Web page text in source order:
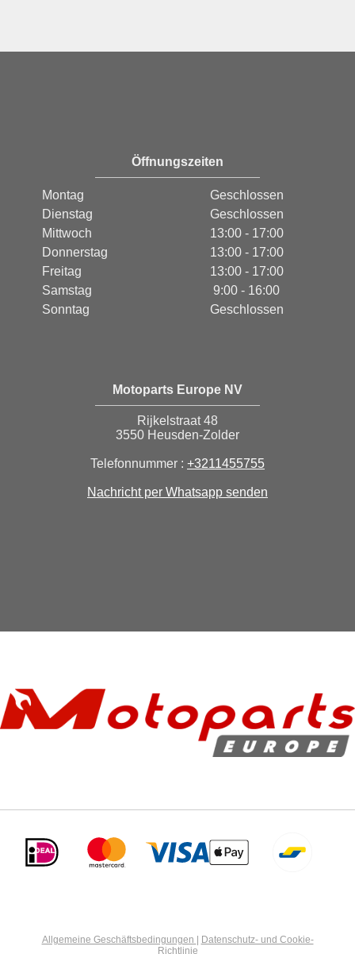
Öffnungszeiten
Montag
Geschlossen
Dienstag
Geschlossen
Mittwoch
13:00 - 17:00
Donnerstag
13:00 - 17:00
Freitag
13:00 - 17:00
Samstag
9:00 - 16:00
Sonntag
Geschlossen
Motoparts Europe NV
Rijkelstraat 48
3550 Heusden-Zolder
Telefonnummer : +3211455755
Nachricht per Whatsapp senden
Allgemeine Geschäftsbedingungen | Datenschutz- und Cookie-
Richtlinie